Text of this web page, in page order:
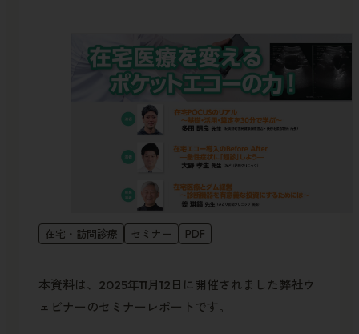
在宅・訪問診療 セミナー PDF
本資料は、2025年11月12日に開催されました弊社ウ
ェビナーのセミナーレポートです。